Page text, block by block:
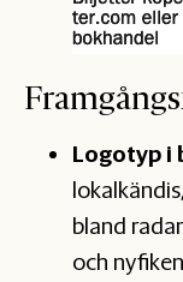
Logotyp i
bland
och